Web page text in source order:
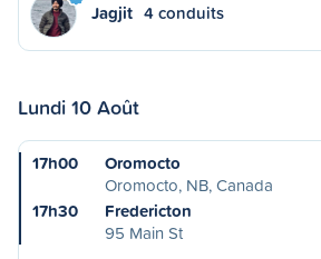
Jagjit 4 conduits
Lundi 10 Août
17h00
Oromocto
Oromocto, NB, Canada
17h30
Fredericton
95 Main St